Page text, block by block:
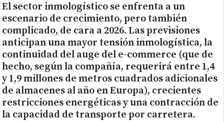
El sector inmologístico se enfrenta a un
escenario de crecimiento, pero también
complicado, de cara a 2026. Las previsiones
anticipan una mayor tensión inmologística, la
continuidad del auge del e-commerce (que de
hecho, según la compañía, requerirá entre 1,4
y 1,9 millones de metros cuadrados adicionales
de almacenes al año en Europa), crecientes
restricciones energéticas y una contracción de
la capacidad de transporte por carretera.